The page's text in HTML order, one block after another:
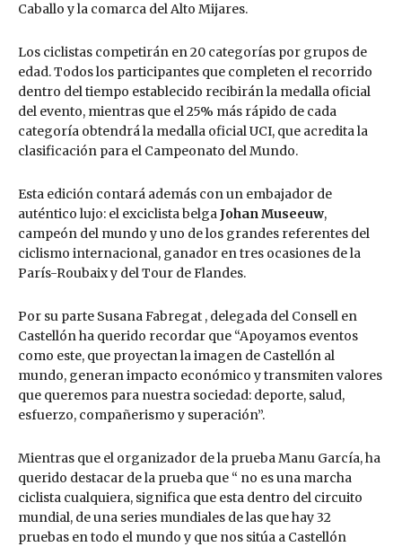
Caballo y la comarca del Alto Mijares.
Los ciclistas competirán en 20 categorías por grupos de
edad. Todos los participantes que completen el recorrido
dentro del tiempo establecido recibirán la medalla oficial
del evento, mientras que el 25% más rápido de cada
categoría obtendrá la medalla oficial UCI, que acredita la
clasificación para el Campeonato del Mundo.
Esta edición contará además con un embajador de
auténtico lujo: el exciclista belgaJohan Museeuw,
campeón del mundo y uno de los grandes referentes del
ciclismo internacional, ganador en tres ocasiones de la
París-Roubaix y del Tour de Flandes.
Por su parte Susana Fabregat , delegada del Consell en
Castellón ha querido recordar que “Apoyamos eventos
como este, que proyectan la imagen de Castellón al
mundo, generan impacto económico y transmiten valores
que queremos para nuestra sociedad: deporte, salud,
esfuerzo, compañerismo y superación”.
Mientras que el organizador de la prueba Manu García, ha
querido destacar de la prueba que “ no es una marcha
ciclista cualquiera, significa que esta dentro del circuito
mundial, de una series mundiales de las que hay 32
pruebas en todo el mundo y que nos sitúa a Castellón